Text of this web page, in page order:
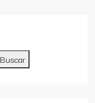
Buscar